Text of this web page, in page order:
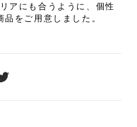
アにも合うように、個性
をご用意しました。